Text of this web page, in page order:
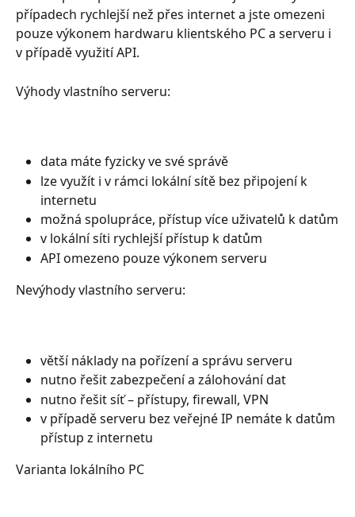
případech rychlejší než přes internet a jste omezeni
pouze výkonem hardwaru klientského PC a serveru i
v případě využití API.
Výhody vlastního serveru:
data máte fyzicky ve své správě
lze využít i v rámci lokální sítě bez připojení k
internetu
možná spolupráce, přístup více uživatelů k datům
v lokální síti rychlejší přístup k datům
API omezeno pouze výkonem serveru
Nevýhody vlastního serveru:
větší náklady na pořízení a správu serveru
nutno řešit zabezpečení a zálohování dat
nutno řešit síť – přístupy, firewall, VPN
v případě serveru bez veřejné IP nemáte k datům
přístup z internetu
Varianta lokálního PC